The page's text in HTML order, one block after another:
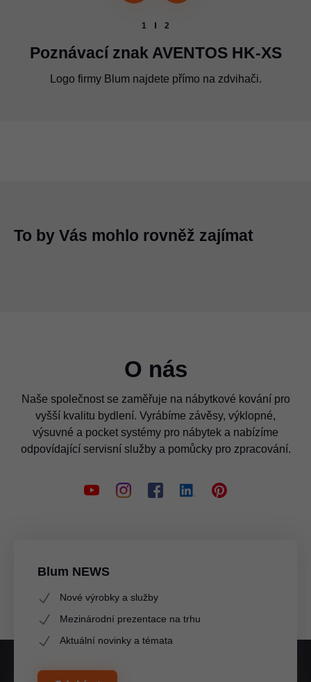
1 2
Poznávací znak AVENTOS HK-XS
Logo firmy Blum najdete přímo na zdvihači.
Logo firmy Blum je umístěno na zdvihači.
To by Vás mohlo rovněž zajímat
O nás
Naše společnost se zaměřuje na nábytkové kování pro
vyšší kvalitu bydlení. Vyrábíme závěsy, výklopné,
výsuvné a pocket systémy pro nábytek a nabízíme
odpovídající servisní služby a pomůcky pro zpracování.
Blum NEWS
Nové výrobky a služby
Mezinárodní prezentace na trhu
Aktuální novinky a témata